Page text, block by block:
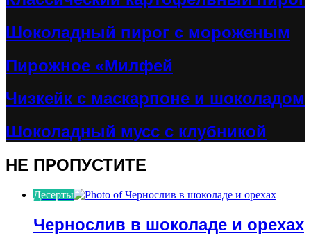
Шоколадный пирог с мороженым
Пирожное «Милфей
Чизкейк с маскарпоне и шоколадом
Шоколадный мусс с клубникой
НЕ ПРОПУСТИТЕ
Десерты
Чернослив в шоколаде и орехах